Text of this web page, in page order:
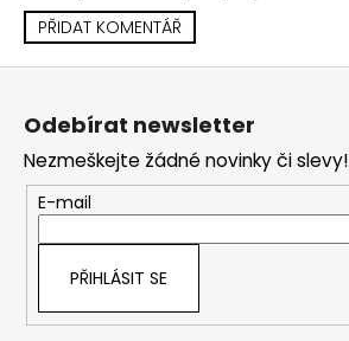
PŘIDAT KOMENTÁŘ
Z
Odebírat newsletter
Nezmeškejte žádné novinky či slevy!
E-mail
PŘIHLÁSIT SE